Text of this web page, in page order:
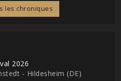
les chroniques
2026
- Hildesheim (DE)